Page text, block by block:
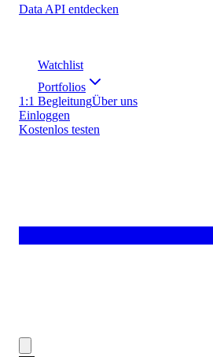
Data API entdecken
Watchlist
Portfolios
1:1 BegleitungÜber uns
Einloggen
Kostenlos testen